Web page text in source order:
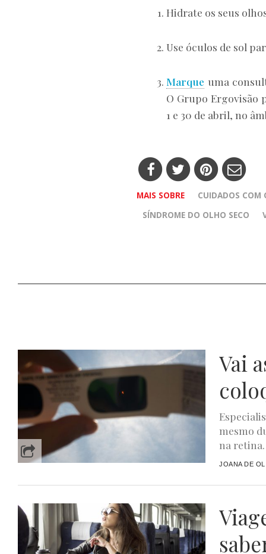
Hidrate os seus
Use óculos de sol
Marque uma
O Grupo
1 e 30 de abril, no
MAIS SOBRE
CUIDADOS COM
SÍNDROME DO OLHO SECO
Vai
mesmo
na retina.
JOANA DE